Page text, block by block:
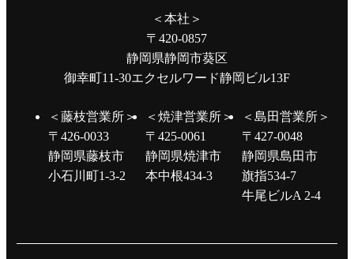
＜本社＞
〒420-0857
静岡県静岡市葵区
御幸町11-30エクセルワード静岡ビル13F
＜藤枝営業所＞
〒426-0033
静岡県藤枝市
小石川町1-3-2
＜焼津営業所＞
〒425-0061
静岡県焼津市
本中根434-3
＜島田営業所＞
〒427-0048
静岡県島田市
旗指534-7
牛尾ビルA 2-4